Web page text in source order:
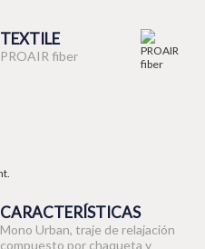
TEXTILE
PROAIR fiber
CARACTERÍSTICAS
Mono Urban, traje de relajación
compuesto por chaqueta y